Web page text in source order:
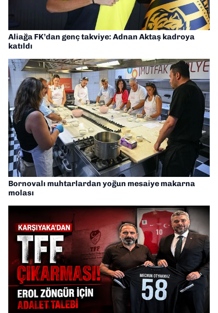
Aliağa FK’dan genç takviye: Adnan Aktaş kadroya
katıldı
Bornovalı muhtarlardan yoğun mesaiye makarna
molası